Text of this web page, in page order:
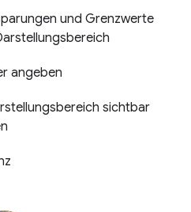
und Grenzwerte
angeben
sichtbar